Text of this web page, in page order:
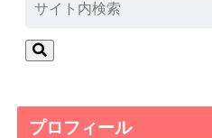
プロフィール